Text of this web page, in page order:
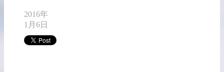
2016年
1月6日